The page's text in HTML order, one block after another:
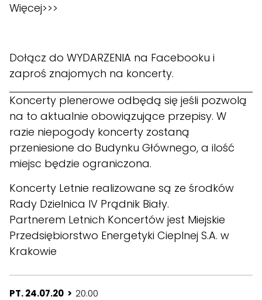
Więcej>>>
Dołącz do WYDARZENIA na Facebooku i
zaproś znajomych na koncerty.
Koncerty plenerowe odbędą się jeśli pozwolą
na to aktualnie obowiązujące przepisy. W
razie niepogody koncerty zostaną
przeniesione do Budynku Głównego, a ilość
miejsc będzie ograniczona.
Koncerty Letnie realizowane są ze środków
Rady Dzielnica IV Prądnik Biały.
Partnerem Letnich Koncertów jest Miejskie
Przedsiębiorstwo Energetyki Cieplnej S.A. w
Krakowie
PT. 24.07.20 > 20:00